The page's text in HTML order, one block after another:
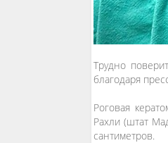
Трудно
благодаря
Роговая
Рахли (штат
сантиметров.